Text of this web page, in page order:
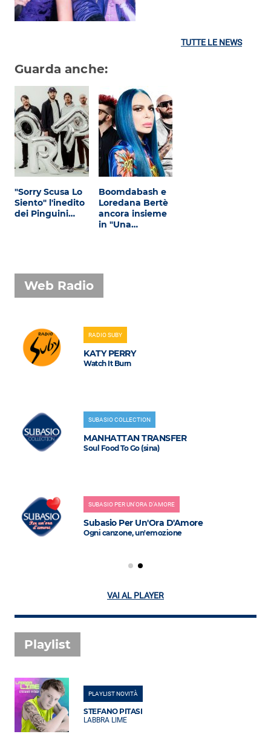
TUTTE LE NEWS
Guarda anche:
"Sorry Scusa Lo
Siento" l'inedito
dei Pinguini…
Boomdabash e
Loredana Bertè
ancora insieme
in "Una…
Web Radio
RADIO SUBY
KATY PERRY
Watch It Burn
SUBASIO COLLECTION
MANHATTAN TRANSFER
Soul Food To Go (sina)
SUBASIO PER UN'ORA D'AMORE
Subasio Per Un'Ora D'Amore
Ogni canzone, un'emozione
VAI AL PLAYER
Playlist
PLAYLIST NOVITÀ
STEFANO PITASI
LABBRA LIME